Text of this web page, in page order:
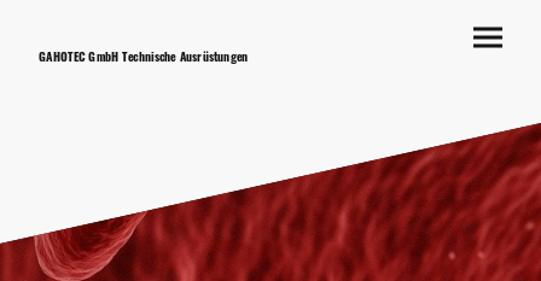
GAHOTEC GmbH Technische Ausrüstungen